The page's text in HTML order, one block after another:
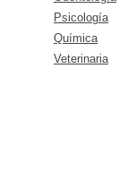
Psicología
Química
Veterinaria